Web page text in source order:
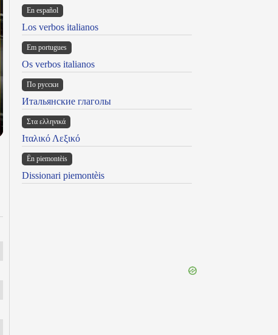
En español
Los verbos italianos
Em portugues
Os verbos italianos
По русски
Итальянские глаголы
Στα ελληνικά
Ιταλικό Λεξικό
Ën piemontèis
Dissionari piemontèis